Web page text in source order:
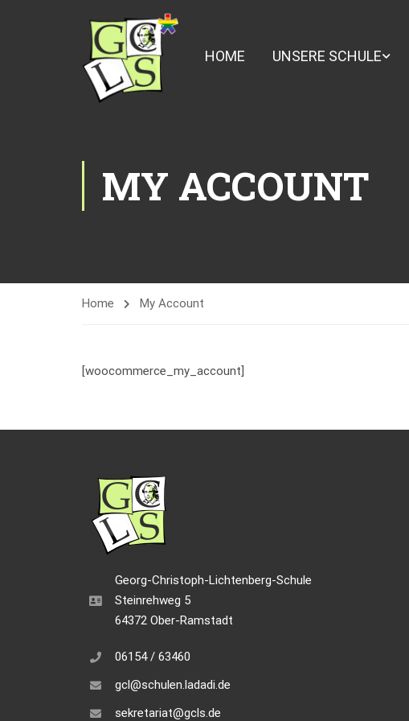
HOME UNSERE SCHULE
MY ACCOUNT
Home My Account
[woocommerce_my_account]
Georg-Christoph-Lichtenberg-Schule
Steinrehweg 5
64372 Ober-Ramstadt
06154 / 63460
gcl@schulen.ladadi.de
sekretariat@gcls.de